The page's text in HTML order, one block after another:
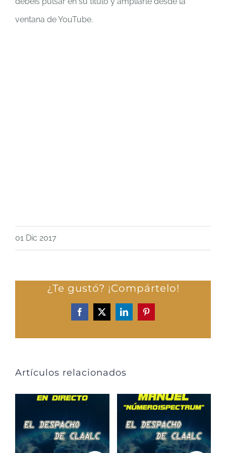
ventana de YouTube.
01 Dic 2017
¿Te gustó? ¡Compártelo!
Facebook
X LinkedInPinterest
Artículos relacionados